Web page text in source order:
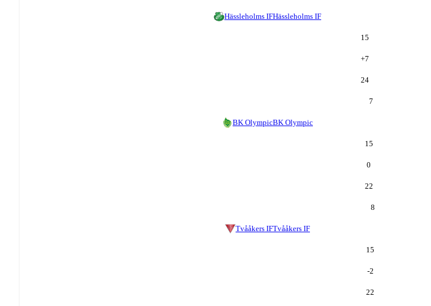
Hässleholms IFHässleholms IF
15
+7
24
7
BK OlympicBK Olympic
15
0
22
8
Tvååkers IFTvååkers IF
15
-2
22